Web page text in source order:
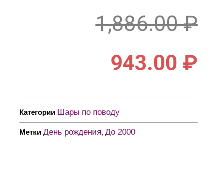
1,886.00₽
943.00 ₽
Категории Шары по поводу
Метки День рождения, До 2000